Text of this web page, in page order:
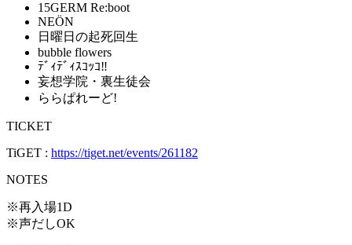
15GERM Re:boot
NEÖN
日曜日の起死回生
bubble flowers
ﾃﾞｨﾃﾞｨｽｺｯｺ‼︎
妄想学院・裏生徒会
ららぱれーど!
TICKET
TiGET : https://tiget.net/events/261182
NOTES
※再入場1D
※声だしOK